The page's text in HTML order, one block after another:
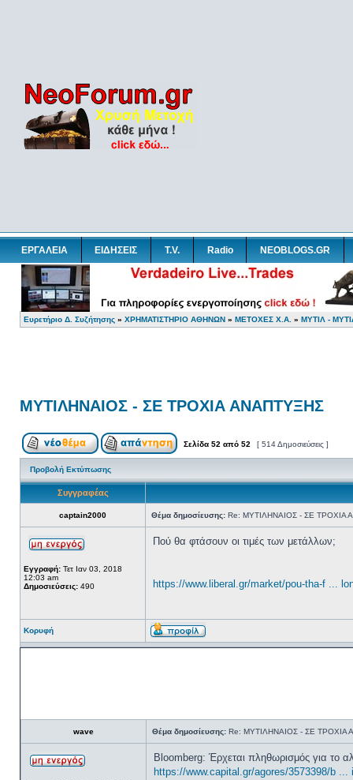
ΕΡΓΑΛΕΙΑ ΕΙΔΗΣΕΙΣ T.V. Radio NEOBLOGS.GR
Ευρετήριο Δ. Συζήτησης » ΧΡΗΜΑΤΙΣΤΗΡΙΟ ΑΘΗΝΩΝ » ΜΕΤΟΧΕΣ Χ.Α. » ΜΥΤΙΛ -
ΜΥΤΙΛΗΝΑΙΟΣ - ΣΕ ΤΡΟΧΙΑ ΑΝΑΠΤΥΞΗΣ
Σελίδα 52 από 52 [ 514 Δημοσιεύσεις ]
Προβολή Εκτύπωσης
Συγγραφέας
captain2000 Θέμα δημοσίευσης: Re: ΜΥΤΙΛΗΝΑΙΟΣ - ΣΕ ΤΡΟΧΙΑ
Εγγραφή: Τετ Ιαν 03, 2018
12:03 am
Δημοσιεύσεις: 490
Πού θα φτάσουν οι τιμές των μετάλλων;
https://www.liberal.gr/market/pou-tha-f ...
Κορυφή
wave Θέμα δημοσίευσης: Re: ΜΥΤΙΛΗΝΑΙΟΣ - ΣΕ ΤΡΟΧΙΑ
Bloomberg: Έρχεται πληθωρισμός για το
https://www.capital.gr/agores/3573398/b ...